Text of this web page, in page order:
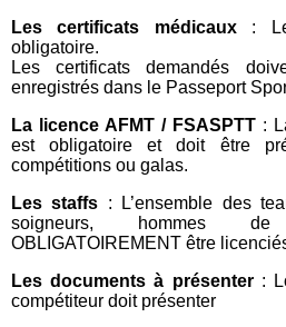
Les certificats médicaux: Le
obligatoire.
Les certificats demandés
enregistrés dans le Passeport
La licence AFMT / FSASPTT :
est obligatoire et doit être
compétitions ou galas.
Les staffs : L’ensemble des
soigneurs, hommes
OBLIGATOIREMENT être
Les documents à présenter:
compétiteur doit présenter